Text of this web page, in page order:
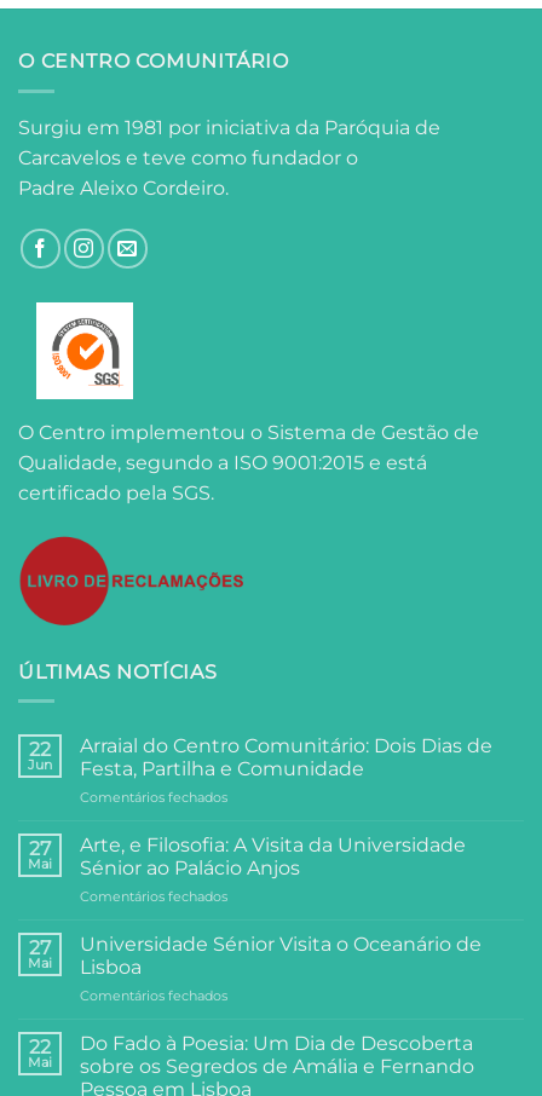
O CENTRO COMUNITÁRIO
Surgiu em 1981 por iniciativa da Paróquia de
Carcavelos e teve como fundador o
Padre Aleixo Cordeiro.
O Centro implementou o Sistema de Gestão de
Qualidade, segundo a ISO 9001:2015 e está
certificado pela SGS.
ÚLTIMAS NOTÍCIAS
22
Jun
Arraial do Centro Comunitário: Dois Dias de
Festa, Partilha e Comunidade
Comentários fechadosem
do
Centro
Comunitário:
Dois
de
e
27
Mai
Arte, e Filosofia: A Visita da Universidade
Sénior ao Palácio Anjos
Comentários fechadosem
e
Visita
Universidade
Sénior
27
Mai
Universidade Sénior Visita o Oceanário de
Lisboa
Comentários fechadosem
Sénior
Visita
o
22
Mai
Do Fado à Poesia: Um Dia de Descoberta
sobre os Segredos de Amália e Fernando
Pessoa em Lisboa